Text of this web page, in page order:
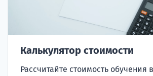
Калькулятор стоимости
Рассчитайте стоимость обучения в